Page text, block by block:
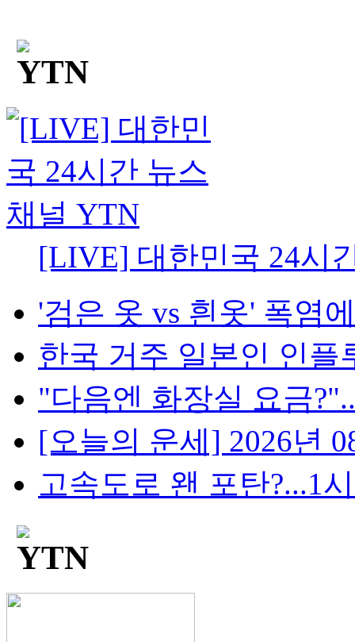
[LIVE] 대한민국 24시
'검은 옷 vs 흰옷' 폭염
한국 거주 일본인 인플
"다음엔 화장실 요금
[오늘의 운세] 2026년
고속도로 왠 포탄?...1